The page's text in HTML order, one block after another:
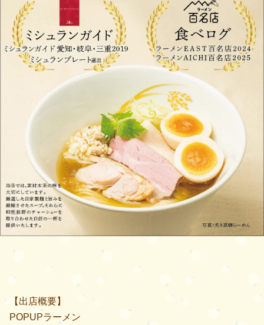
【出店概要】
POPUPラーメン